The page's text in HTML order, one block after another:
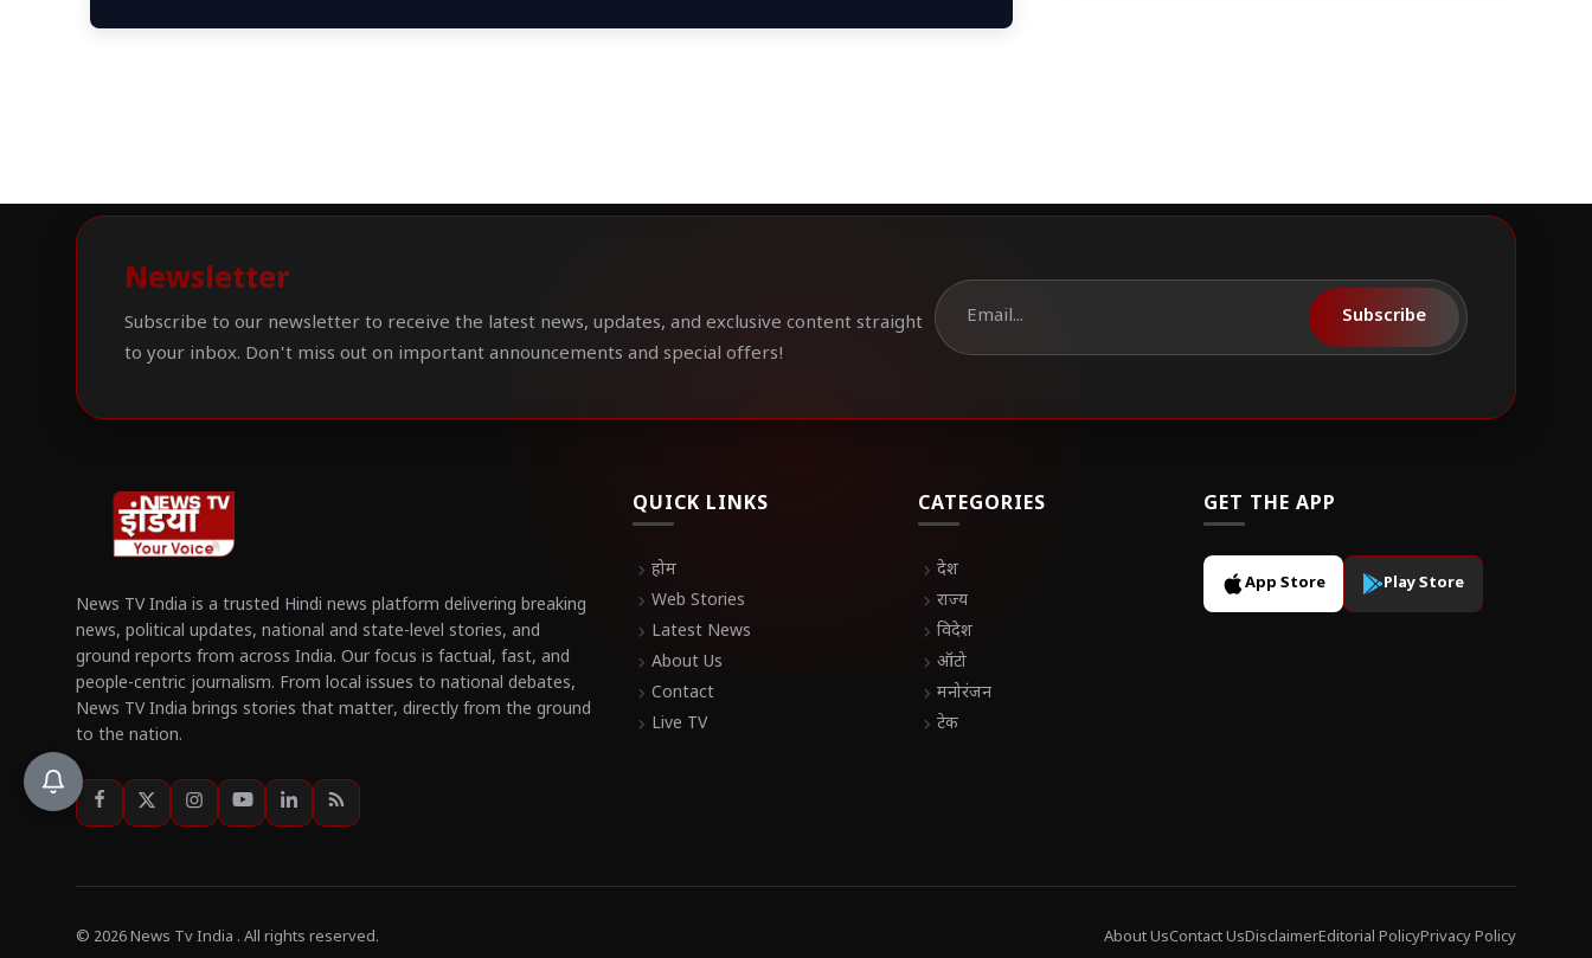
Newsletter
Subscribe to our newsletter to receive the latest news, updates, and exclusive content straight
to your inbox. Don't miss out on important announcements and special offers!
Subscribe
News TV India is a trusted Hindi news platform delivering breaking
news, political updates, national and state-level stories, and
ground reports from across India. Our focus is factual, fast, and
people-centric journalism. From local issues to national debates,
News TV India brings stories that matter, directly from the ground
to the nation.
QUICK LINKS
chevron_right होम
chevron_right Web Stories
chevron_right Latest News
chevron_right About Us
chevron_right Contact
chevron_right Live TV
CATEGORIES
chevron_right देश
chevron_right राज्य
chevron_right विदेश
chevron_right ऑटो
chevron_right मनोरंजन
chevron_right टेक
GET THE APP
App Store Play Store
© 2026 News Tv India . All rights reserved. About UsContact UsDisclaimerEditorial PolicyPrivacy Policy